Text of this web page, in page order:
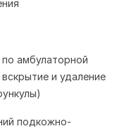
амбулаторной
и удаление
подкожно-